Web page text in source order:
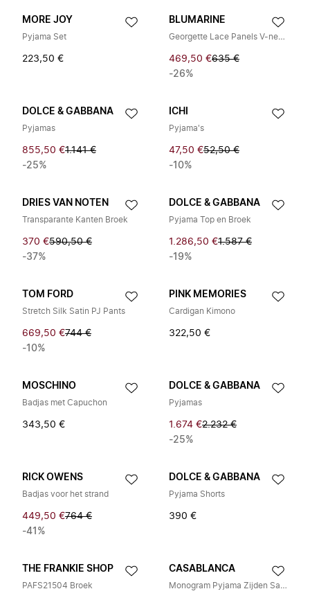
MORE JOY
Pyjama Set
223,50 €
BLUMARINE
Georgette Lace Panels V-neck Top
469,50 €635 €
-26%
DOLCE & GABBANA
Pyjamas
855,50 €1.141 €
-25%
ICHI
Pyjama's
47,50 €52,50 €
-10%
DRIES VAN NOTEN
Transparante Kanten Broek
370 €590,50 €
-37%
DOLCE & GABBANA
Pyjama Top en Broek
1.286,50 €1.587 €
-19%
TOM FORD
Stretch Silk Satin PJ Pants
669,50 €744 €
-10%
PINK MEMORIES
Cardigan Kimono
322,50 €
MOSCHINO
Badjas met Capuchon
343,50 €
DOLCE & GABBANA
Pyjamas
1.674 €2.232 €
-25%
RICK OWENS
Badjas voor het strand
449,50 €764 €
-41%
DOLCE & GABBANA
Pyjama Shorts
390 €
THE FRANKIE SHOP
PAFS21504 Broek
CASABLANCA
Monogram Pyjama Zijden Satijnen Broek